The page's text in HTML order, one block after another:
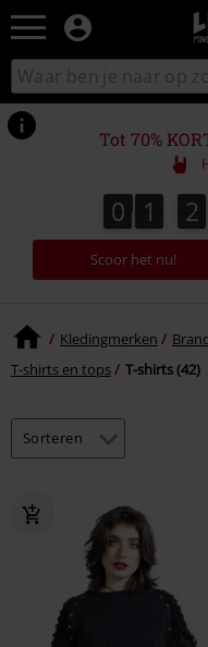
Zoek
in
catalogus
Tot 70%
0
0 1
1 2
2
Scoor het nu!
Kledingmerken
T-shirts en tops
T-shirts (42)